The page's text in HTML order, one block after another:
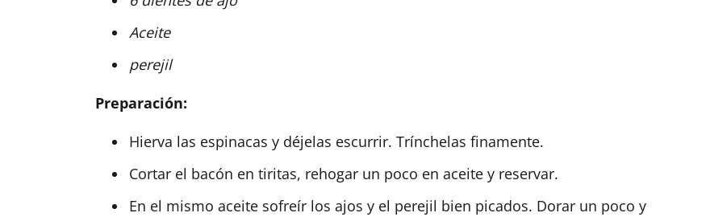
Aceite
perejil
Preparación:
Hierva las espinacas y déjelas escurrir. Trínchelas finamente.
Cortar el bacón en tiritas, rehogar un poco en aceite y reservar.
En el mismo aceite sofreír los ajos y el perejil bien picados. Dorar un poco y